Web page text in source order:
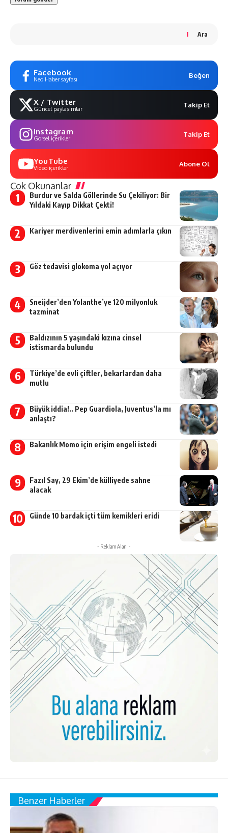
Ara
Facebook
Neo Haber sayfası Beğen
X / Twitter
Güncel paylaşımlar Takip Et
Instagram
Görsel içerikler Takip Et
YouTube
Video içerikler Abone Ol
Çok Okunanlar
Burdur ve Salda Göllerinde Su Çekiliyor: Bir
Yıldaki Kayıp Dikkat Çekti!
Kariyer merdivenlerini emin adımlarla çıkın
Göz tedavisi glokoma yol açıyor
Sneijder’den Yolanthe’ye 120 milyonluk
tazminat
Baldızının 5 yaşındaki kızına cinsel
istismarda bulundu
Türkiye’de evli çiftler, bekarlardan daha
mutlu
Büyük iddia!.. Pep Guardiola, Juventus’la mı
anlaştı?
Bakanlık Momo için erişim engeli istedi
Fazıl Say, 29 Ekim’de külliyede sahne
alacak
Günde 10 bardak içti tüm kemikleri eridi
- Reklam Alanı -
Benzer Haberler